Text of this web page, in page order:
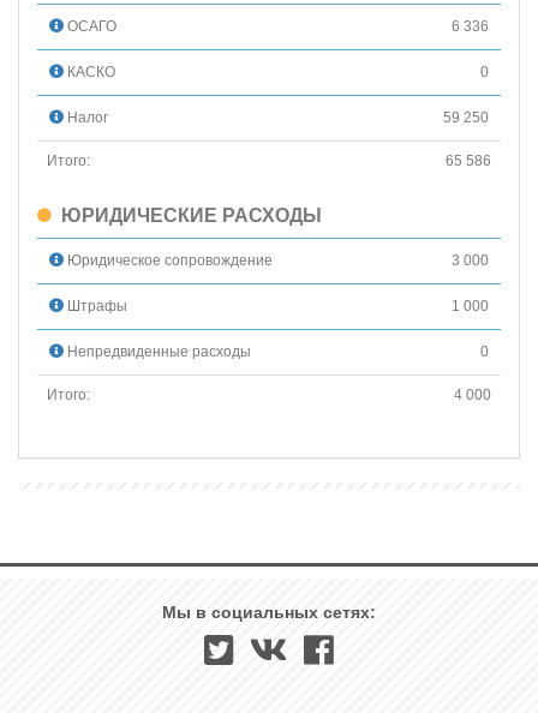
ОСАГО 6 336
КАСКО 0
Налог 59 250
Итого: 65 586
ЮРИДИЧЕСКИЕ РАСХОДЫ
Юридическое сопровождение 3 000
Штрафы 1 000
Непредвиденные расходы 0
Итого: 4 000
Мы в социальных сетях: